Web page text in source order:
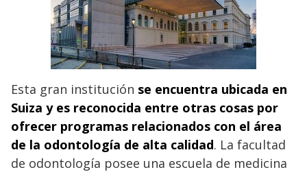
Esta gran institución se encuentra ubicada en
Suiza y es reconocida entre otras cosas por
ofrecer programas relacionados con el área
de la odontología de alta calidad. La facultad
de odontología posee una escuela de medicina